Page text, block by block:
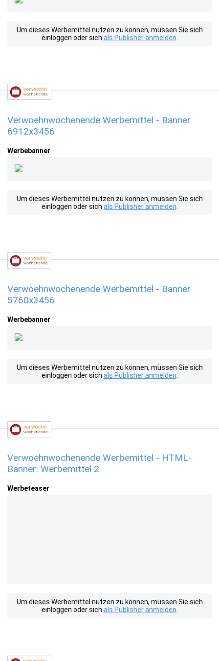
Um dieses Werbemittel nutzen zu können, müssen Sie sich
einloggen oder sich als Publisher anmelden
Verwoehnwochenende Werbemittel - Banner
6912x3456
Werbebanner
Um dieses Werbemittel nutzen zu können, müssen Sie sich
einloggen oder sich als Publisher anmelden
Verwoehnwochenende Werbemittel - Banner
5760x3456
Werbebanner
Um dieses Werbemittel nutzen zu können, müssen Sie sich
einloggen oder sich als Publisher anmelden
Verwoehnwochenende Werbemittel - HTML-
Banner: Werbemittel 2
Werbeteaser
Um dieses Werbemittel nutzen zu können, müssen Sie sich
einloggen oder sich als Publisher anmelden